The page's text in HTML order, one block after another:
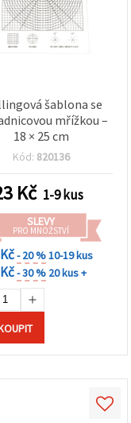
šablona se
mřížkou –
18 × 25 cm
Kód: 820136
Kč 1-9 kus
SLEVY
PRO MNOŽSTVÍ
- 20 %10-19 kus
- 30 % 20 kus +